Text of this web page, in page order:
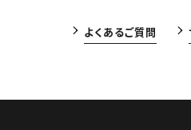
よくあるご質問